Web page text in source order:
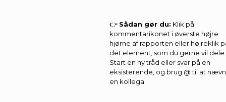
👉 Sådan gør du: Klik på
kommentarikonet i øverste højre
hjørne af rapporten eller højreklik
det element, som du gerne vil dele.
Start en ny tråd eller svar på en
eksisterende, og brug @ til at
en kollega.